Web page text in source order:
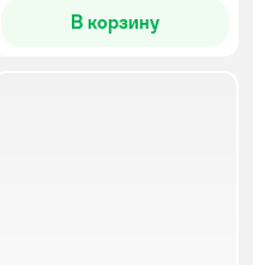
В корзину